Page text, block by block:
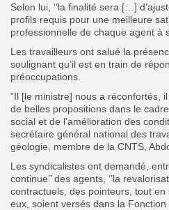
Selon lui, ‘’la finalité sera […]
profils requis pour une meilleure
professionnelle de chaque agent à
Les travailleurs ont salué la
soulignant qu’il est en train de
préoccupations.
”Il [le ministre] nous a réconfortés,
de belles propositions dans le
social et de l’amélioration des
secrétaire général national des
géologie, membre de la CNTS,
Les syndicalistes ont demandé,
continue’’ des agents, ‘’la
contractuels, des pointeurs, tout en
eux, soient versés dans la Fonction